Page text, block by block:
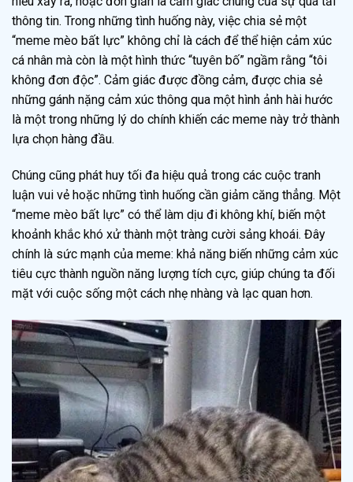
thông tin. Trong những tình huống này, việc chia sẻ một
“meme mèo bất lực” không chỉ là cách để thể hiện cảm xúc
cá nhân mà còn là một hình thức “tuyên bố” ngầm rằng “tôi
không đơn độc”. Cảm giác được đồng cảm, được chia sẻ
những gánh nặng cảm xúc thông qua một hình ảnh hài hước
là một trong những lý do chính khiến các meme này trở thành
lựa chọn hàng đầu.
Chúng cũng phát huy tối đa hiệu quả trong các cuộc tranh
luận vui vẻ hoặc những tình huống cần giảm căng thẳng. Một
“meme mèo bất lực” có thể làm dịu đi không khí, biến một
khoảnh khắc khó xử thành một tràng cười sảng khoái. Đây
chính là sức mạnh của meme: khả năng biến những cảm xúc
tiêu cực thành nguồn năng lượng tích cực, giúp chúng ta đối
mặt với cuộc sống một cách nhẹ nhàng và lạc quan hơn.